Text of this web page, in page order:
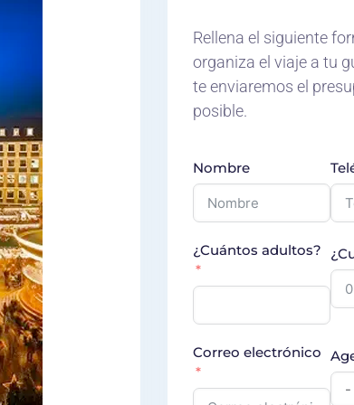
Rellena el siguiente
organiza el viaje a tu
te enviaremos el
posible.
Nombre
¿Cuántos adultos?
Correo electrónico